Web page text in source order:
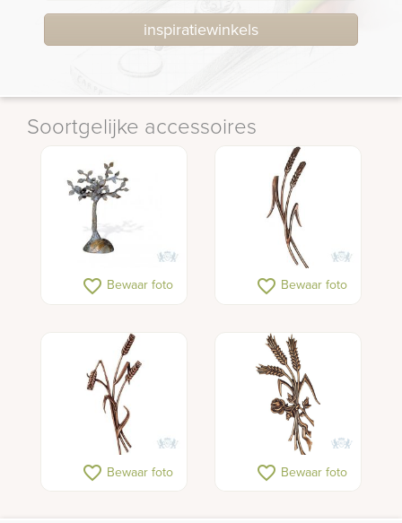
inspiratiewinkels
Soortgelijke accessoires
favorite_border Bewaar foto favorite_border Bewaar foto
favorite_border Bewaar foto favorite_border Bewaar foto